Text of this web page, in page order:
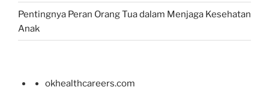
Pentingnya Peran Orang Tua dalam Menjaga Kesehatan
Anak
okhealthcareers.com